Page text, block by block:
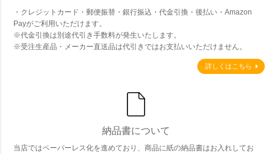
・クレジットカード・郵便振替・銀行振込・代金引換・後払い・Amazon
Payがご利用いただけます。
※代金引換は別途代引き手数料が発生いたします。
※受注生産品・メーカー直送品は代引きではお支払いいただけません。
詳しくはこちら
納品書について
当店ではペーパーレス化を進めており、商品に紙の納品書はお入れしてお